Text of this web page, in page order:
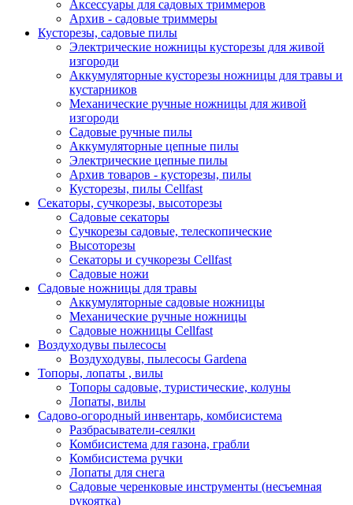
Аксессуары для садовых триммеров
Архив - садовые триммеры
Кусторезы, садовые пилы
Электрические ножницы кусторезы для живой
изгороди
Аккумуляторные кусторезы ножницы для травы и
кустарников
Механические ручные ножницы для живой
изгороди
Садовые ручные пилы
Аккумуляторные цепные пилы
Электрические цепные пилы
Архив товаров - кусторезы, пилы
Кусторезы, пилы Cellfast
Секаторы, сучкорезы, высоторезы
Садовые секаторы
Сучкорезы садовые, телескопические
Высоторезы
Секаторы и сучкорезы Cellfast
Садовые ножи
Садовые ножницы для травы
Аккумуляторные садовые ножницы
Механические ручные ножницы
Садовые ножницы Cellfast
Воздуходувы пылесосы
Воздуходувы, пылесосы Gardena
Топоры, лопаты , вилы
Топоры садовые, туристические, колуны
Лопаты, вилы
Садово-огородный инвентарь, комбисистема
Разбрасыватели-сеялки
Комбисистема для газона, грабли
Комбисистема ручки
Лопаты для снега
Садовые черенковые инструменты (несъемная
рукоятка)